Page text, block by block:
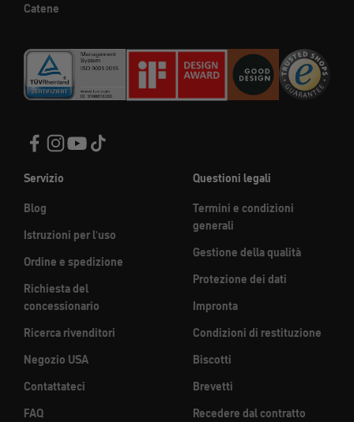
Catene
Servizio
Blog
Istruzioni per l'uso
Ordine e spedizione
Richiesta del
concessionario
Ricerca rivenditori
Negozio USA
Contattateci
FAQ
Questioni legali
Termini e condizioni
generali
Gestione della qualità
Protezione dei dati
Impronta
Condizioni di restituzione
Biscotti
Brevetti
Recedere dal contratto